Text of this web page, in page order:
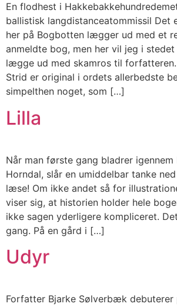
En flodhest i
ballistisk langdistanceatommissil Det
her på Bogbotten lægger ud med et
anmeldte bog, men her vil jeg i
lægge ud med skamros til
Strid er original i ordets allerbedste
simpelthen noget, som […]
Lilla
Når man første gang bladrer igennem
Horndal, slår en umiddelbar tanke
læse! Om ikke andet så for
viser sig, at historien holder hele
ikke sagen yderligere kompliceret.
gang. På en gård i […]
Udyr
Forfatter Bjarke Sølverbæk debuterer